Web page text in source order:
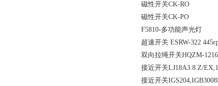
磁性开关CK-RO
磁性开关CK-PO
F5810-多功能声光灯
超速开关 ESRW-322
双向拉绳开关HQZM-
接近开关LJ18A3.8.Z/
接近开关